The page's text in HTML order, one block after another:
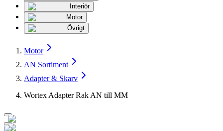
Interiör
Motor
Övrigt
Motor
AN Sortiment
Adapter & Skarv
Wortex Adapter Rak AN till MM